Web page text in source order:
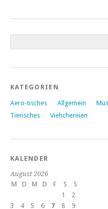
KATEGORIEN
Aero-tisches Allgemein
Tierisches
Viehchereien
KALENDER
August 2026
M
D M D F S
S
1
2
3
4 5 6 7 8 9